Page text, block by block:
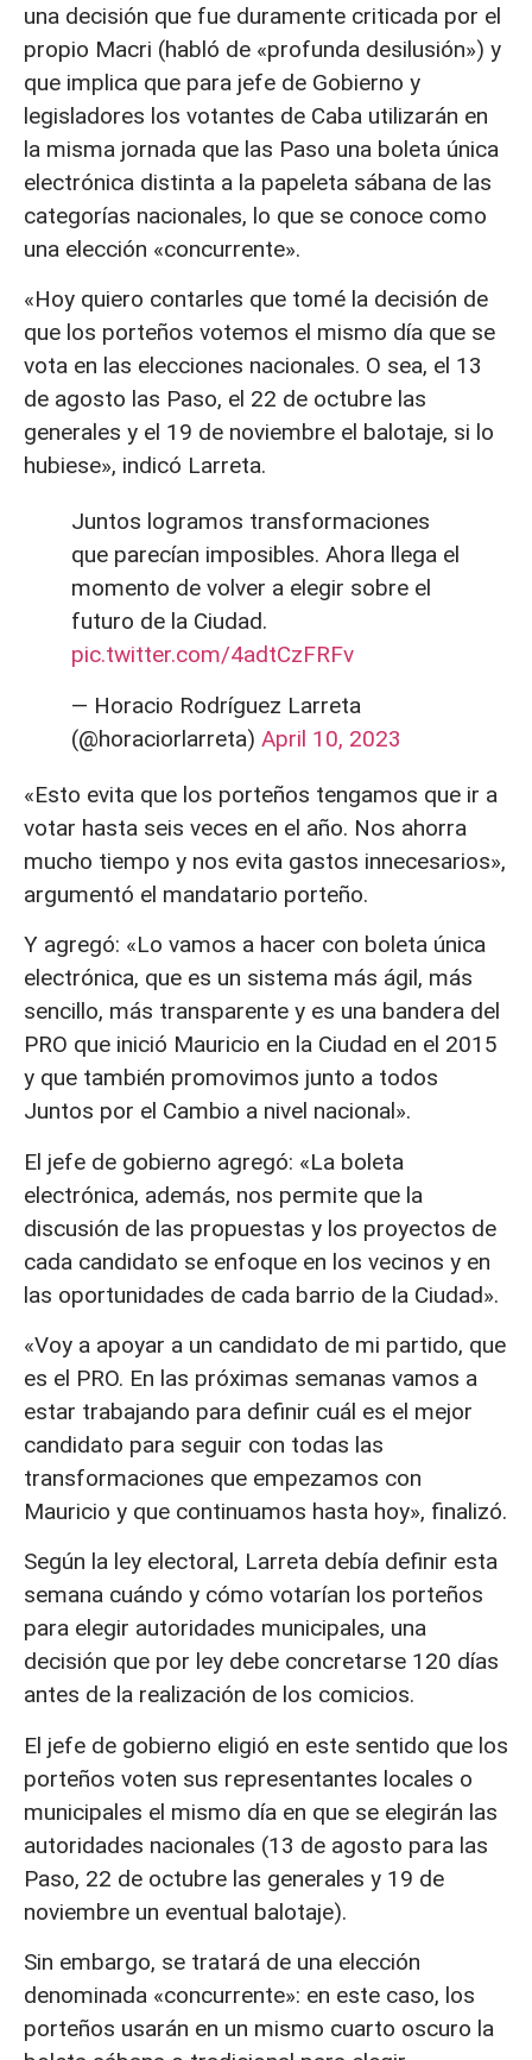
una decisión que fue duramente criticada por el
propio Macri (habló de «profunda desilusión») y
que implica que para jefe de Gobierno y
legisladores los votantes de Caba utilizarán en
la misma jornada que las Paso una boleta única
electrónica distinta a la papeleta sábana de las
categorías nacionales, lo que se conoce como
una elección «concurrente».
«Hoy quiero contarles que tomé la decisión de
que los porteños votemos el mismo día que se
vota en las elecciones nacionales. O sea, el 13
de agosto las Paso, el 22 de octubre las
generales y el 19 de noviembre el balotaje, si lo
hubiese», indicó Larreta.
Juntos logramos transformaciones
que parecían imposibles. Ahora llega el
momento de volver a elegir sobre el
futuro de la Ciudad.
pic.twitter.com/4adtCzFRFv
— Horacio Rodríguez Larreta
(@horaciorlarreta) April 10, 2023
«Esto evita que los porteños tengamos que ir a
votar hasta seis veces en el año. Nos ahorra
mucho tiempo y nos evita gastos innecesarios»,
argumentó el mandatario porteño.
Y agregó: «Lo vamos a hacer con boleta única
electrónica, que es un sistema más ágil, más
sencillo, más transparente y es una bandera del
PRO que inició Mauricio en la Ciudad en el 2015
y que también promovimos junto a todos
Juntos por el Cambio a nivel nacional».
El jefe de gobierno agregó: «La boleta
electrónica, además, nos permite que la
discusión de las propuestas y los proyectos de
cada candidato se enfoque en los vecinos y en
las oportunidades de cada barrio de la Ciudad».
«Voy a apoyar a un candidato de mi partido, que
es el PRO. En las próximas semanas vamos a
estar trabajando para definir cuál es el mejor
candidato para seguir con todas las
transformaciones que empezamos con
Mauricio y que continuamos hasta hoy», finalizó.
Según la ley electoral, Larreta debía definir esta
semana cuándo y cómo votarían los porteños
para elegir autoridades municipales, una
decisión que por ley debe concretarse 120 días
antes de la realización de los comicios.
El jefe de gobierno eligió en este sentido que los
porteños voten sus representantes locales o
municipales el mismo día en que se elegirán las
autoridades nacionales (13 de agosto para las
Paso, 22 de octubre las generales y 19 de
noviembre un eventual balotaje).
Sin embargo, se tratará de una elección
denominada «concurrente»: en este caso, los
porteños usarán en un mismo cuarto oscuro la